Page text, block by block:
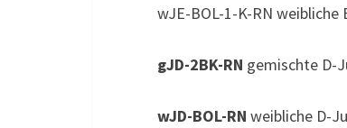
wJE-BOL-1-K-RN
gJD-2BK-RN gemischte D-
wJD-BOL-RN weibliche D-